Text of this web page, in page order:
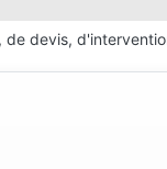
de devis,